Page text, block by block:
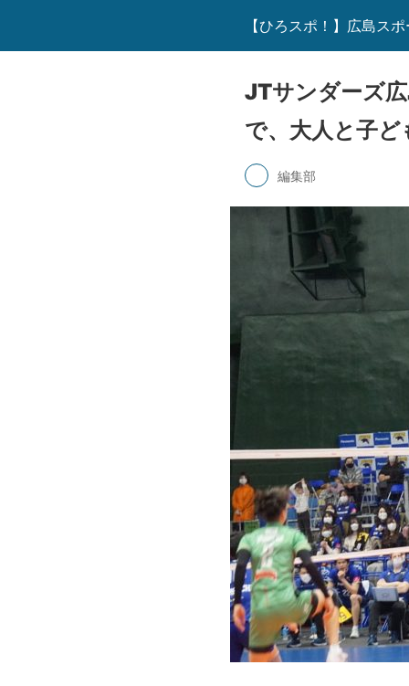
【ひろスポ！】広島ス
JTサンダーズ
で、大人と子
編集部